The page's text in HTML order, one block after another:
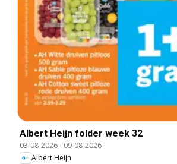
Albert Heijn folder week 32
03-08-2026- 09-08-2026
Albert Heijn